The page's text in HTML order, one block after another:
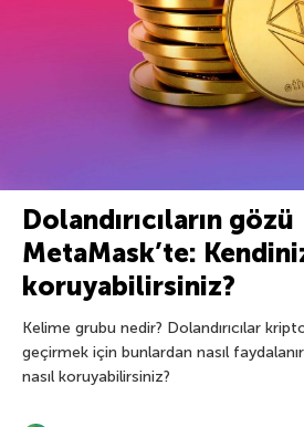
Dolandırıcıların gözü
MetaMask’te:
koruyabilirsiniz?
Kelime grubu nedir? Dolandırıcılar
geçirmek için bunlardan nasıl
nasıl koruyabilirsiniz?